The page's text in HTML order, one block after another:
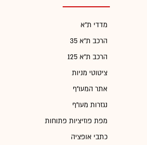
מדדי ת"א
הרכב ת"א 35
הרכב ת"א 125
ציטוטי מניות
אתר המעו"ף
נגזרות מעו"ף
מפת פוזיציות פתוחות
כתבי אופציה